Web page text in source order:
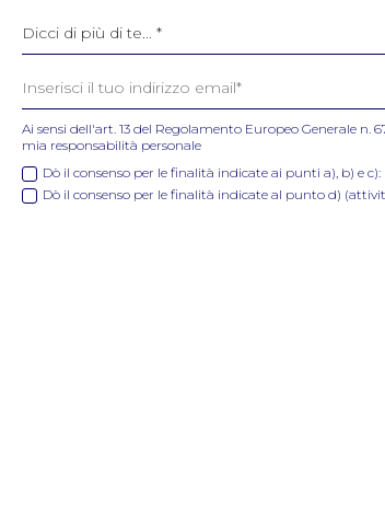
Ai sensi dell'art. 13 del Regolamento Europeo Generale n.
mia responsabilità personale
Dò il consenso per le finalità indicate ai punti a), b) e c):
Dò il consenso per le finalità indicate al punto d)